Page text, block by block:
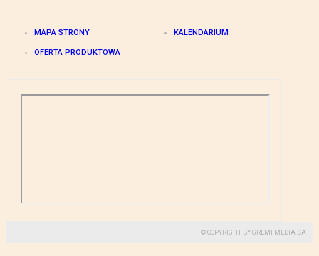
MAPA STRONY KALENDARIUM
OFERTA PRODUKTOWA
© COPYRIGHT BY GREMI MEDIA SA